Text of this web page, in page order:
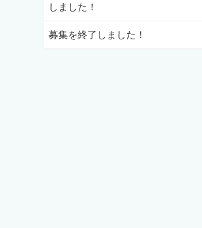
しました！
募集を終了しました！